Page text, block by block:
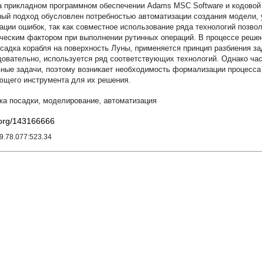
прикладном программном обеспечении Adams MSC Software и
подход обусловлен потребностью автоматизации создания модели,
ошибок, так как совместное использование ряда технологий
фактором при выполнении рутинных операций. В процессе
корабля на поверхность Луны, применяется принцип разбиения
используется ряд соответствующих технологий. Однако
задачи, поэтому возникает необходимость формализации процесса
инструмента для их решения.
посадки, моделирование, автоматизация
143166666